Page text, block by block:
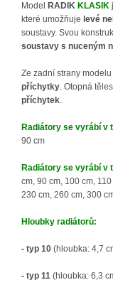
Model
RADIK KLASIK
které umožňuje levé
soustavy. Svou
soustavy s nuceným
Ze zadní strany
příchytky. Otopná
příchytek.
Radiátory se vyrábí v
90 cm
Radiátory se vyrábí v
cm, 90 cm, 100 cm,
230 cm, 260 cm, 300
Hloubky radiátorů:
- typ 10 (hloubka: 4,7
- typ 11 (hloubka: 6,3